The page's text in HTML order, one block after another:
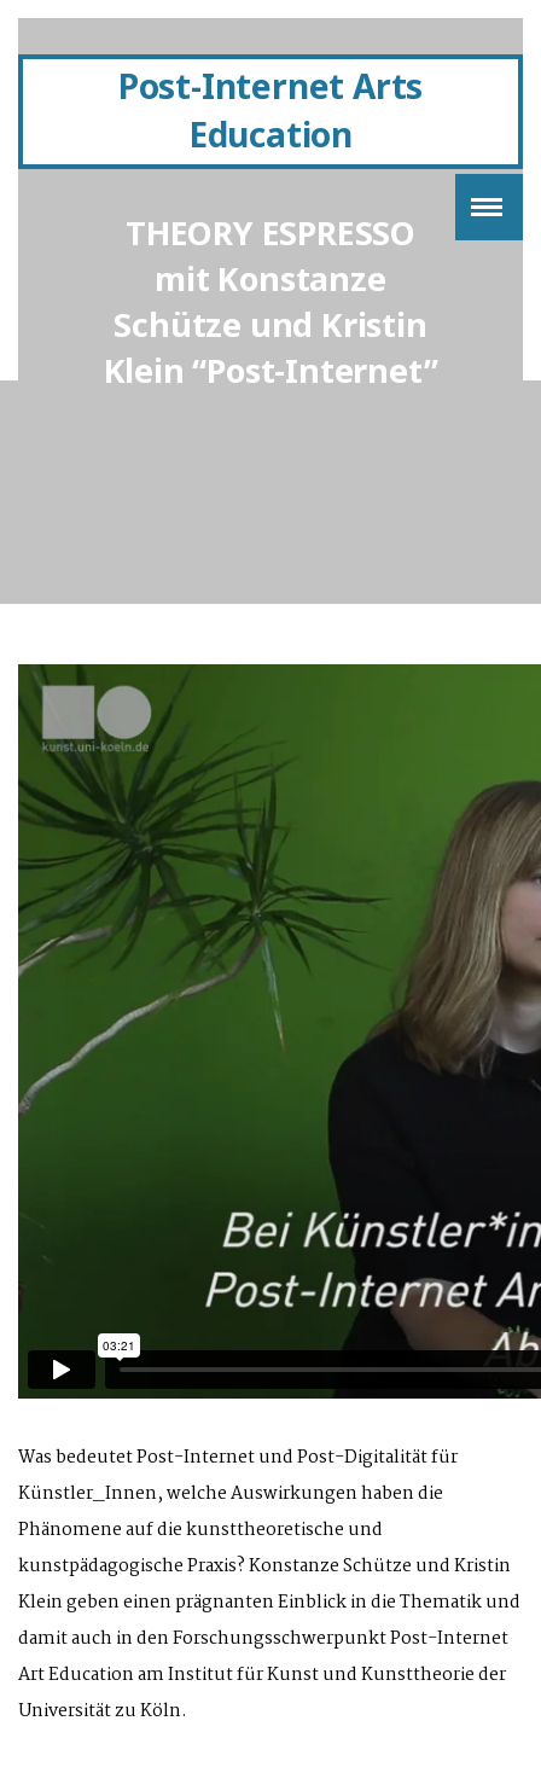
Post-Internet Arts
Education
THEORY ESPRESSO
mit Konstanze
Schütze und Kristin
Klein “Post-Internet”
Was bedeutet Post-Internet und Post-Digitalität für
Künstler_Innen, welche Auswirkungen haben die
Phänomene auf die kunsttheoretische und
kunstpädagogische Praxis? Konstanze Schütze und Kristin
Klein geben einen prägnanten Einblick in die Thematik und
damit auch in den Forschungsschwerpunkt Post-Internet
Art Education am Institut für Kunst und Kunsttheorie der
Universität zu Köln.